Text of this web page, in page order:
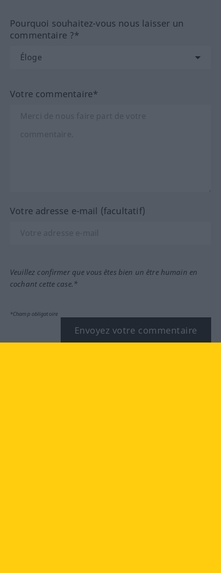
Pourquoi souhaitez-vous nous laisser un
commentaire ?*
Votre commentaire*
Votre adresse e-mail (facultatif)
Veuillez confirmer que vous êtes bien un être humain en
cochant cette case.*
*Champ obligatoire
Envoyez votre commentaire